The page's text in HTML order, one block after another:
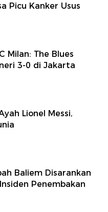
Picu Kanker Usus
Milan: The Blues
3-0 di Jakarta
Lionel Messi,
Baliem Disarankan
Penembakan